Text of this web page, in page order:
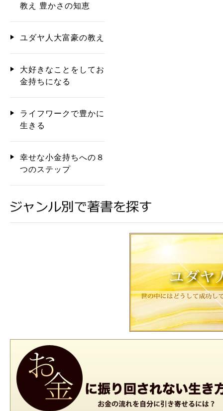
教え 豊かさの知恵
ユダヤ人大富豪の教え
大好きなことをしてお
金持ちになる
ライフワークで豊かに
生きる
幸せな小金持ちへの８
つのステップ